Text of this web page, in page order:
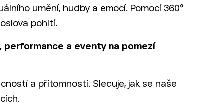
umění, hudby a emocí. Pomocí 360°
pohltí.
a eventy na pomezí
a přítomností. Sleduje, jak se naše